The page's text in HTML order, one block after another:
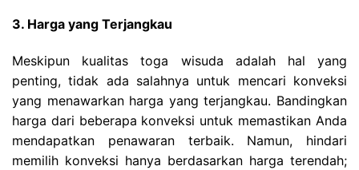
3. Harga yang Terjangkau
Meskipun kualitas toga wisuda adalah hal yang
penting, tidak ada salahnya untuk mencari konveksi
yang menawarkan harga yang terjangkau. Bandingkan
harga dari beberapa konveksi untuk memastikan Anda
mendapatkan penawaran terbaik. Namun, hindari
memilih konveksi hanya berdasarkan harga terendah;